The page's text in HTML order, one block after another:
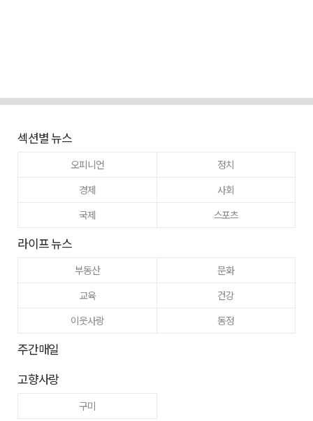
섹션별 뉴스
오피니언
정치
경제
사회
국제
스포츠
라이프 뉴스
부동산
문화
교육
건강
이웃사랑
동정
주간매일
고향사랑
구미